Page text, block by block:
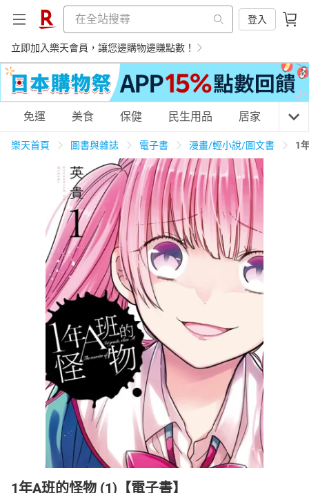
登入
立即加入樂天會員，讓您邊購物邊賺點數！
購物網分類
天天免運 美食蛋糕 養生保健 民生用品
居家生活 3C家電 運動休閒 親子玩具
女裝 男裝 化妝保養
日本購物 電子/紙本書
HOT
免運 美食 保健 民生用品 居家 3C
樂天首頁 圖書與雜誌 電子書 漫畫/輕小說/圖文書 1
1年A班的怪物 (1)【電子書】